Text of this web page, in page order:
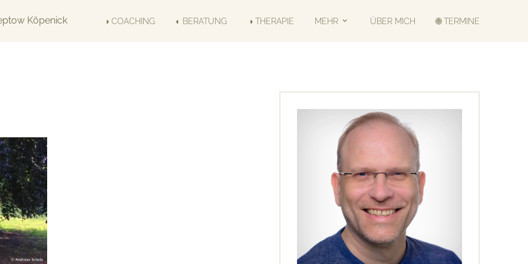
◑ COACHING ◐ BERATUNG ◑ THERAPIE MEHR ÜBER MICH 🌐 TERMINE